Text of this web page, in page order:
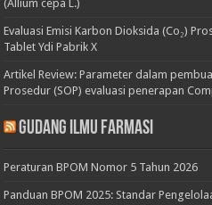
(Allium cepa L.)
Evaluasi Emisi Karbon Dioksida (Co₂)
Tablet Ydi Pabrik X
Artikel Review: Parameter dalam
Prosedur (SOP) evaluasi penerapan
Gudang Ilmu Farmasi
Peraturan BPOM Nomor 5 Tahun 2026
Panduan BPOM 2025: Standar